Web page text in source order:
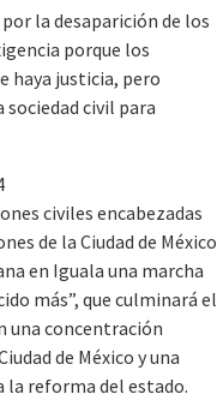
la desaparición de los
porque los
haya justicia, pero
civil para
civiles encabezadas
de la Ciudad de México
en Iguala una marcha
más”, que culminará el
una concentración
de México y una
la reforma del estado.